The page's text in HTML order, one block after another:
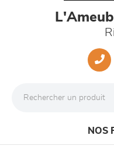
NOS